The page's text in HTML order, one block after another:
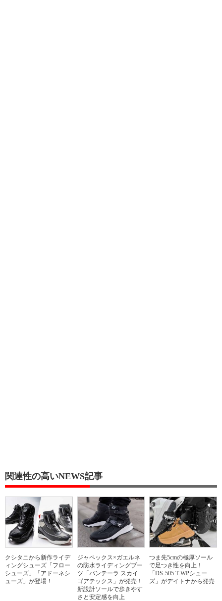
関連性の高いNEWS記事
クシタニから新作ライデ
ィングシューズ「フロー
シューズ」「アドーネシ
ューズ」が登場！
ジャペックス×ガエルネ
の防水ライディングブー
ツ「パンテーラ スカイ
ゴアテックス」が発売！
新設計ソールで歩きやす
さと安定感を向上
つま先5cmの極厚ソール
で足つき性を向上！
「DS-505 T-WPシュー
ズ」がデイトナから発売